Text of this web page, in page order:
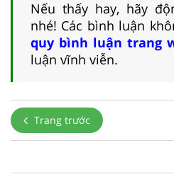
Nếu thấy hay, hãy
nhé! Các bình luận
quy bình luận trang
luận vĩnh viễn.
Trang trước